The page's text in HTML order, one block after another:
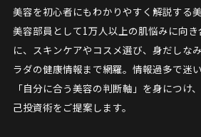
美容を初心者にもわかりやすく解説する
美容部員として1万人以上の肌悩みに向
に、スキンケアやコスメ選び、身だしな
ラダの健康情報まで網羅。情報過多で迷
「自分に合う美容の判断軸」を身につけ
己投資術をご提案します。